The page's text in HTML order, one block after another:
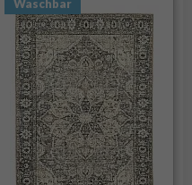
Waschbar